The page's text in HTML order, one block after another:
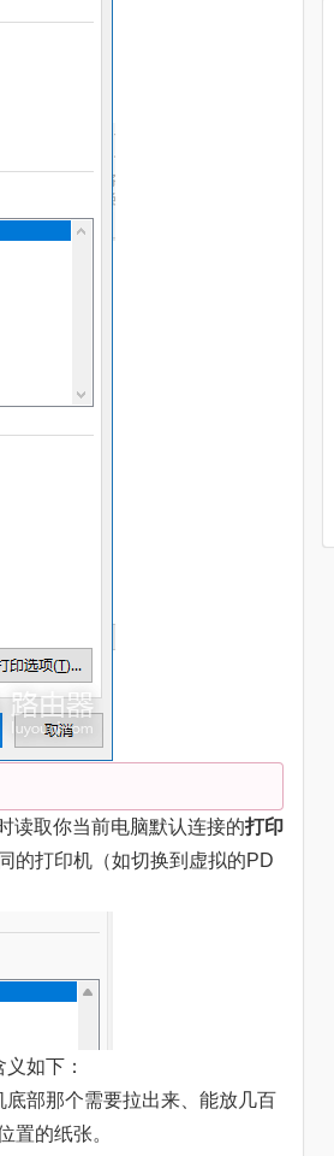
读取你当前电脑默认连接的打印
的打印机（如切换到虚拟的PD
如下：
部那个需要拉出来、能放几百
置的纸张。